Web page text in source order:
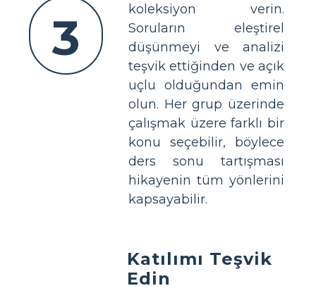
3
koleksiyon verin.
Soruların eleştirel
düşünmeyi ve analizi
teşvik ettiğinden ve açık
uçlu olduğundan emin
olun. Her grup üzerinde
çalışmak üzere farklı bir
konu seçebilir, böylece
ders sonu tartışması
hikayenin tüm yönlerini
kapsayabilir.
Katılımı Teşvik
Edin